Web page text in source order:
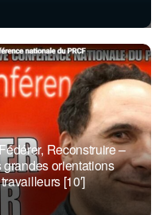
Reconstruire –
orientations
[10′]